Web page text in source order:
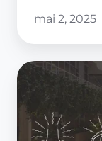
mai 2, 2025
L'importance
des
sens